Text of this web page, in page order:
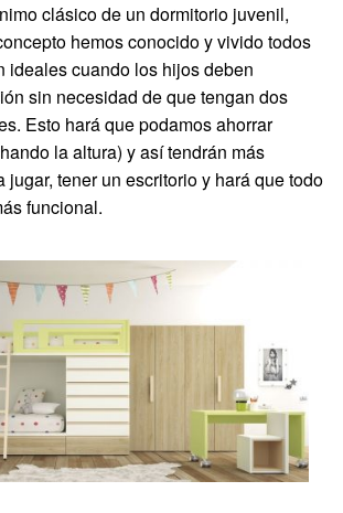
clásico de un dormitorio juvenil,
hemos conocido y vivido todos
ideales cuando los hijos deben
sin necesidad de que tengan dos
Esto hará que podamos ahorrar
la altura) y así tendrán más
jugar, tener un escritorio y hará que todo
funcional.